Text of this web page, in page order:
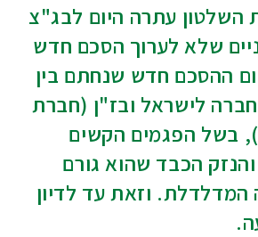
השלטון עתרה היום לבג"צ
שלא לערוך הסכם חדש
ההסכם חדש שנחתם בין
לישראל ובז"ן (חברת
בשל הפגמים הקשים
הכבד שהוא גורם
המדלדלת. וזאת עד לדיון